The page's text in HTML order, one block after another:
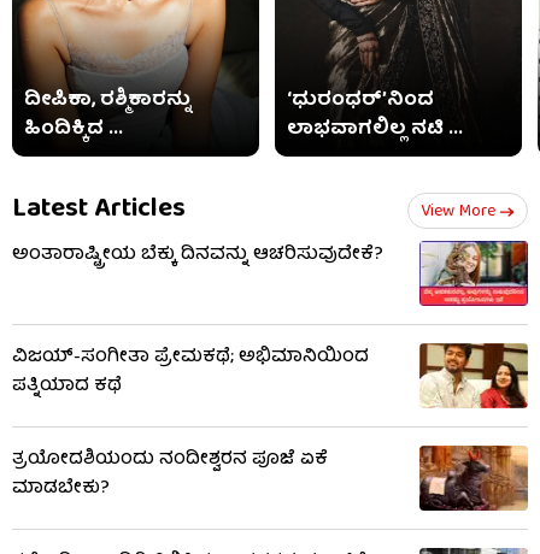
ದೀಪಿಕಾ, ರಶ್ಮಿಕಾರನ್ನು
ಹಿಂದಿಕ್ಕಿದ ...
‘ಧುರಂಧರ್’ನಿಂದ
ಲಾಭವಾಗಲಿಲ್ಲ ನಟಿ ...
Latest Articles View More
ಅಂತಾರಾಷ್ಟ್ರೀಯ ಬೆಕ್ಕು ದಿನವನ್ನು ಆಚರಿಸುವುದೇಕೆ?
ವಿಜಯ್-ಸಂಗೀತಾ ಪ್ರೇಮಕಥೆ; ಅಭಿಮಾನಿಯಿಂದ
ಪತ್ನಿಯಾದ ಕಥೆ
ತ್ರಯೋದಶಿಯಂದು ನಂದೀಶ್ವರನ ಪೂಜೆ ಏಕೆ
ಮಾಡಬೇಕು?